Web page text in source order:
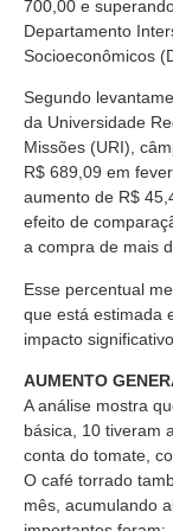
700,00 e
Departamento
Socioeconômicos
Segundo
da Universidade
Missões (URI),
R$ 689,09 em
aumento de R$
efeito de
a compra de mais
Esse percentual
que está estimada
impacto
AUMENTO
A análise mostra
básica, 10 tiveram
conta do tomate,
O café torrado
mês, acumulando